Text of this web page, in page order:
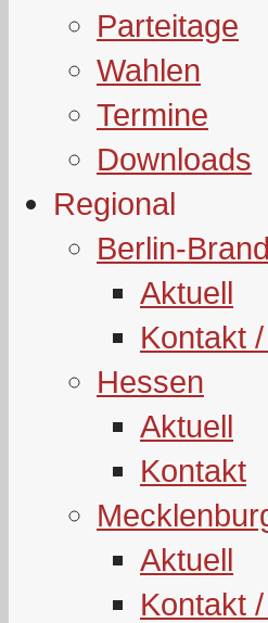
Parteitage
Wahlen
Termine
Downloads
Regional
Berlin-
Aktuell
Kontakt
Hessen
Aktuell
Kontakt
Aktuell
Kontakt